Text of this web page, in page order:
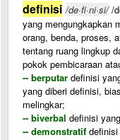
definisi /de·fi·ni·si//
yang mengungkapkan
orang, benda, proses,
tentang ruang lingkup
pokok pembicaraan
-- berputar definisi
yang diberi definisi,
melingkar;
-- biverbal definisi
-- demonstratif definisi